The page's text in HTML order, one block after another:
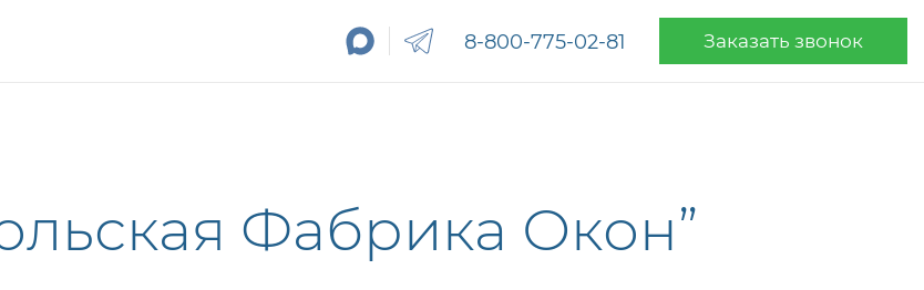
8-800-775-02-81 Заказать звонок
Фабрика Окон”